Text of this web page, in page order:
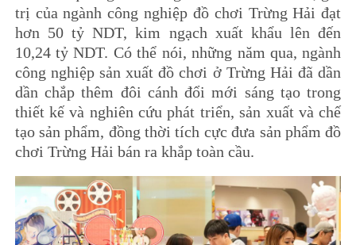
trị của ngành công nghiệp đồ chơi Trừng Hải đạt
hơn 50 tỷ NDT, kim ngạch xuất khẩu lên đến
10,24 tỷ NDT. Có thể nói, những năm qua, ngành
công nghiệp sản xuất đồ chơi ở Trừng Hải đã dần
dần chắp thêm đôi cánh đổi mới sáng tạo trong
thiết kế và nghiên cứu phát triển, sản xuất và chế
tạo sản phẩm, đồng thời tích cực đưa sản phẩm đồ
chơi Trừng Hải bán ra khắp toàn cầu.